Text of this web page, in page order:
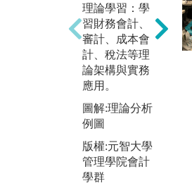
理論學習：學
習財務會計、
審計、成本會
計、稅法等理
論架構與實務
應用。
圖解:理論分析
例圖
版權:元智大學
管理學院會計
學群